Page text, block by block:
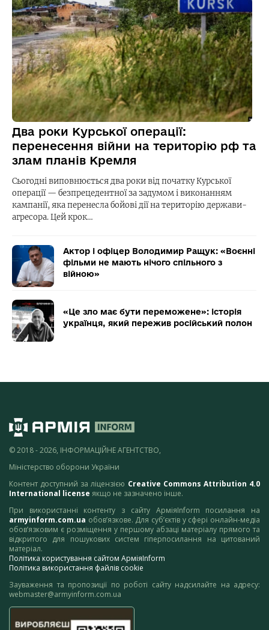
Два роки Курської операції:
перенесення війни на територію рф та
злам планів Кремля
Сьогодні виповнюється два роки від початку Курської
операції — безпрецедентної за задумом і виконанням
кампанії, яка перенесла бойові дії на територію держави-
агресора. Цей крок…
Актор і офіцер Володимир Ращук: «Воєнні
фільми не мають нічого спільного з
війною»
«Це зло має бути переможене»: історія
українця, який пережив російський полон
© 2018 - 2026, ІНФОРМАЦІЙНЕ АГЕНТСТВО,
Міністерство оборони України
Контент доступний за ліцензією Creative Commons Attribution 4.0
International license якщо не зазначено інше.
При використанні контенту з сайту АрміяInform посилання на
armyinform.com.ua обов’язкове. Для суб’єктів у сфері онлайн-медіа
обов’язковим є розміщення у першому абзаці матеріалу прямого та
відкритого для пошукових систем гіперпосилання на цитований
матеріал.
Політика користування сайтом АрміяInform
Політика використання файлів cookie
Зауваження та пропозиції по роботі сайту надсилайте на адресу:
webmaster@armyinform.com.ua